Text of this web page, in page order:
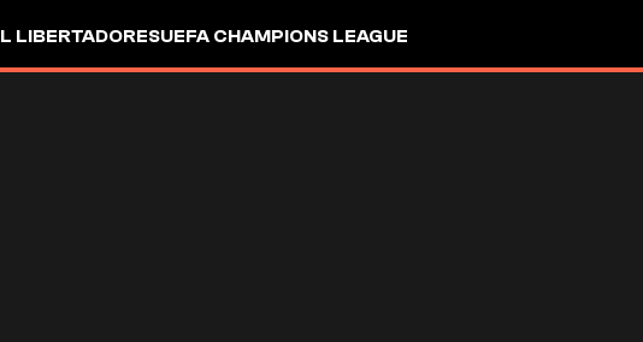
LIBERTADORESUEFA CHAMPIONS LEAGUE